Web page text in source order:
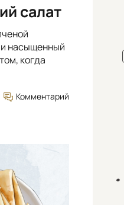
салат
насыщенный
когда
Комментарий